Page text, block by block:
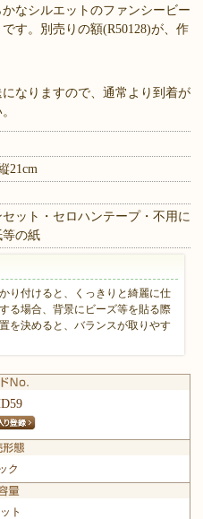
なシルエットのファンシービー
す。別売りの額(R50128)が、作
なりますので、通常より到着が
21cm
ット・セロハンテープ・不用に
等の紙
り付けると、くっきりと綺麗に仕
る場合、背景にビーズ等を貼る際
を決めると、バランスが取りやす
ク
ト